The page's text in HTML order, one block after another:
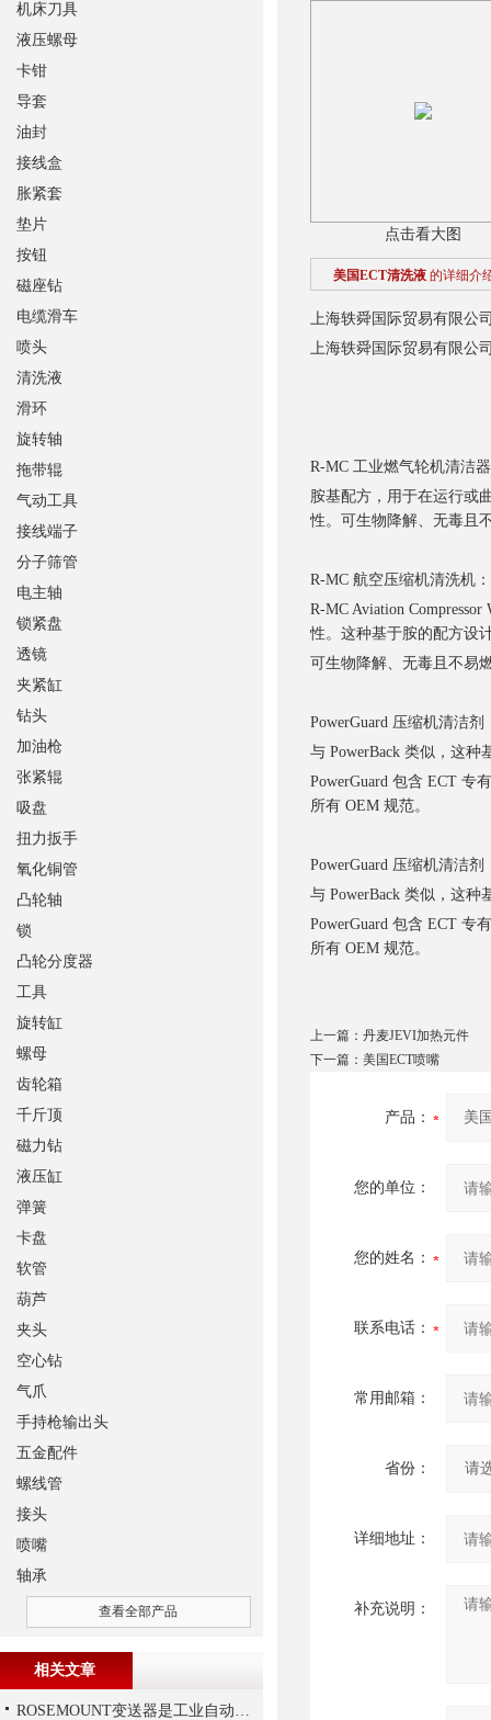
点击看大图
美国ECT清洗液 的详细介
上海轶舜国际贸易有限公
上海轶舜国际贸易有限公
R-MC 工业燃气轮机清洁
胺基配方，用于在运行或
性。可生物降解、无毒且
R-MC 航空压缩机清洗机：
R-MC Aviation
性。这种基于胺的配方设
可生物降解、无毒且不易
PowerGuard 压缩机清洁剂
与 PowerBack 类似，这
PowerGuard 包含 ECT 专
所有 OEM 规范。
PowerGuard 压缩机清洁剂
与 PowerBack 类似，这
PowerGuard 包含 ECT 专
所有 OEM 规范。
上一篇： 丹麦JEVI加热元件
下一篇： 美国ECT喷嘴
产品：
您的单位：
您的姓名：
联系电话：
常用邮箱：
省份：
详细地址：
补充说明：
机床刀具
液压螺母
卡钳
导套
油封
接线盒
胀紧套
垫片
按钮
磁座钻
电缆滑车
喷头
清洗液
滑环
旋转轴
拖带辊
气动工具
接线端子
分子筛管
电主轴
锁紧盘
透镜
夹紧缸
钻头
加油枪
张紧辊
吸盘
扭力扳手
氧化铜管
凸轮轴
锁
凸轮分度器
工具
旋转缸
螺母
齿轮箱
千斤顶
磁力钻
液压缸
弹簧
卡盘
软管
葫芦
夹头
空心钻
气爪
手持枪输出头
五金配件
螺线管
接头
喷嘴
轴承
查看全部产品
相关文章
ROSEMOUNT变送器是工业自动化领域中的重要组成部分